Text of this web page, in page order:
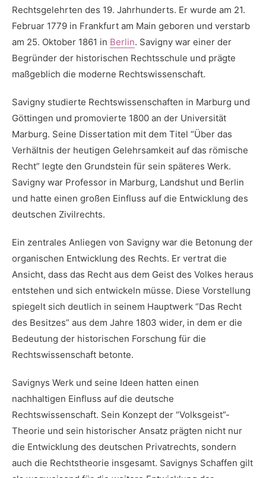
Rechtsgelehrten des 19. Jahrhunderts. Er wurde am 21.⁢
Februar 1779 in Frankfurt‌ am Main geboren und verstarb
‍am 25. Oktober 1861 in Berlin. Savigny war ​einer der
Begründer der historischen ‍Rechtsschule und prägte
maßgeblich ⁤die moderne Rechtswissenschaft.
Savigny studierte Rechtswissenschaften in Marburg und⁢
Göttingen⁢ und promovierte 1800 an der Universität
Marburg. Seine ‍Dissertation mit dem Titel “Über das
Verhältnis der‌ heutigen Gelehrsamkeit auf das römische
Recht” legte den Grundstein für sein⁢ späteres Werk.
Savigny war Professor⁤ in ‍Marburg, Landshut und Berlin
und hatte einen großen Einfluss auf die Entwicklung des‌
deutschen Zivilrechts.
Ein‍ zentrales Anliegen von Savigny war die Betonung der
organischen Entwicklung ‌des Rechts. Er vertrat die
Ansicht, dass das Recht⁢ aus dem Geist ⁤des Volkes heraus
entstehen und sich entwickeln müsse. Diese Vorstellung
spiegelt ​sich ​deutlich in ⁢seinem Hauptwerk “Das Recht
des Besitzes” aus dem Jahre 1803 wider, ⁢in dem er die
Bedeutung der ​historischen Forschung für die⁤
Rechtswissenschaft betonte.
Savignys‌ Werk und seine Ideen hatten einen
nachhaltigen ‌Einfluss auf die deutsche
Rechtswissenschaft. Sein‌ Konzept der “Volksgeist”-
Theorie und sein historischer Ansatz ‌prägten⁢ nicht⁤ nur
⁣die⁤ Entwicklung des deutschen ‌Privatrechts, ‍sondern
auch die Rechtstheorie insgesamt. ​Savignys ​Schaffen gilt